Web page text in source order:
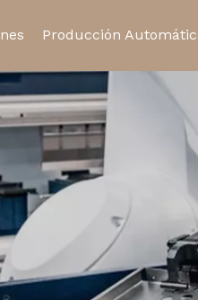
Relé de estado
Toma de relé
Producción